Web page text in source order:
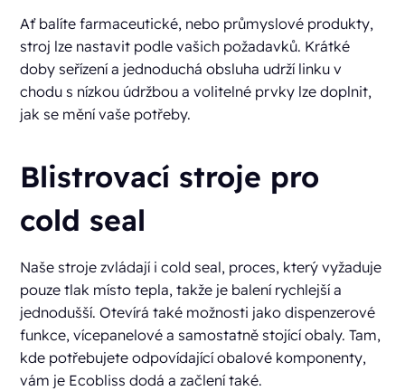
Ať balíte farmaceutické, nebo průmyslové produkty,
stroj lze nastavit podle vašich požadavků. Krátké
doby seřízení a jednoduchá obsluha udrží linku v
chodu s nízkou údržbou a volitelné prvky lze doplnit,
jak se mění vaše potřeby.
Blistrovací stroje pro
cold seal
Naše stroje zvládají i cold seal, proces, který vyžaduje
pouze tlak místo tepla, takže je balení rychlejší a
jednodušší. Otevírá také možnosti jako dispenzerové
funkce, vícepanelové a samostatně stojící obaly. Tam,
kde potřebujete odpovídající obalové komponenty,
vám je Ecobliss dodá a začlení také.